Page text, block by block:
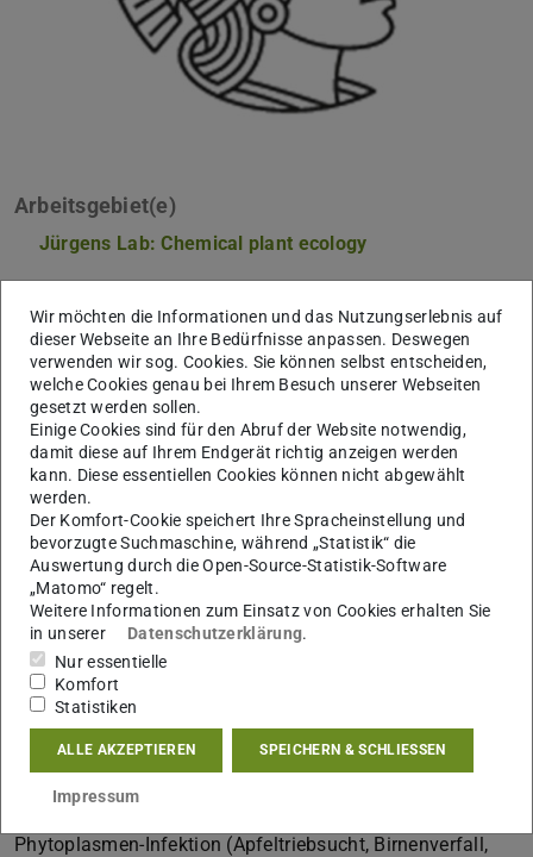
Arbeitsgebiet(e)
Jürgens Lab: Chemical plant ecology
christina.koller@tu-...
+49(0)3946 47-4812
Julius Kühn-Institut, Institut für Pflanzenschutz in Obst-
und Weinbau
Schwabenheimerstr. 101
69221Dossenheim
Mehr Informationen
Aufgaben und Forschungsgebiete
Doktorandin in der Arbeitsgruppe „Chemische
Pflanzenökologie“ und in Kooperation mit dem Julius
Kühn-Institut (Obst- und Weinbau) in Dossenheim in der
Untersuchungen des Einflusses einer 16SrX-
Phytoplasmen-Infektion (Apfeltriebsucht, Birnenverfall,
Wir möchten die Informationen und das Nutzungserlebnis auf
dieser Webseite an Ihre Bedürfnisse anpassen. Deswegen
verwenden wir sog. Cookies. Sie können selbst entscheiden,
welche Cookies genau bei Ihrem Besuch unserer Webseiten
gesetzt werden sollen.
Einige Cookies sind für den Abruf der Website notwendig,
damit diese auf Ihrem Endgerät richtig anzeigen werden
kann. Diese essentiellen Cookies können nicht abgewählt
werden.
Der Komfort-Cookie speichert Ihre Spracheinstellung und
bevorzugte Suchmaschine, während „Statistik“ die
Auswertung durch die Open-Source-Statistik-Software
„Matomo“ regelt.
Weitere Informationen zum Einsatz von Cookies erhalten Sie
in unserer
Datenschutzerklärung.
Nur essentielle
Komfort
Statistiken
ALLE AKZEPTIEREN SPEICHERN & SCHLIESSEN
Impressum